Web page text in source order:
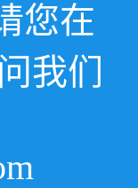
您在
我们